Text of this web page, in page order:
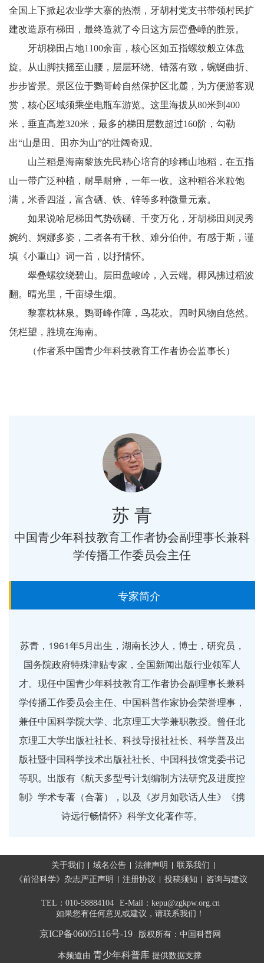
全国上下掀起农业学大寨的热潮，牙胡村党支书带领村民扩
建改造原有梯田，最终造就了今日这方层峦叠嶂的胜景。
牙胡梯田占地1100余亩，核心区如五指螺纹般立体盘
旋。从山脚扶摇至山腰，层层环绕、错落有致，蜿蜒曲折、
步步皆景。景区位于鹦哥岭自然保护区北麓，为方便游客观
赏，核心区域须乘坐电瓶车游览。这里海拔从80米到400
米，垂直高差320米，最多的梯田层数超过160阶，勾勒
出“山是田、田亦为山”的壮阔奇观。
山兰稻是海南黎族先民精心培育的珍稀山地稻，在五指
山一带广泛种植，耐旱耐瘠，一年一收。这种稻谷米粒饱
满，米香四溢，富含硒、铁、锌等多种微量元素。
如果说哈尼梯田气势磅礴、千变万化，牙胡梯田则灵秀
婉约、婀娜多姿，二者各有千秋、难分伯仲。有感于斯，谨
填《小重山》词一首，以抒情怀。
翠叠螺纹绕碧山。层田盘峻岭，入云端。椰风拂过稻波
翻。晴光里，千亩绿生烟。
黎寨枕林泉。鹦哥峰作障，鸟花欢。四时风物自悠然。
凭栏望，胜境在海南。
（作者系中国青少年科技教育工作者协会监事长）
苏 青
中国青少年科技教育工作者协会副理事长兼科
学传播工作委员会主任
专家简介
苏青，1961年5月出生，湖南长沙人，博士，研究员，
国务院政府特殊津贴专家，全国新闻出版行业领军人
才。现任中国青少年科技教育工作者协会副理事长兼科
学传播工作委员会主任、中国科普作家协会荣誉理事，
兼任中国科学院大学、北京理工大学兼职教授。曾任北
京理工大学出版社社长、科技导报社社长、科学普及出
版社暨中国科学技术出版社社长、中国科技馆党委书记
等职。出版有《航天多型号计划编制方法研究及进度控
制》学术专著（合著），以及《岁月如歌话人生》《携
诗远行畅情怀》科学文化著作等。
关于我们 域名公告 法律声明
联系我们
《前沿科学》杂志严正声明
注册协议 投稿须知 咨询与建议
TEL：010-58884104
E-Mail：kepu@zgkpw.org.cn
如果您有任何意见或建议，请联系我们！
京ICP备06005116号-19 版权所有：中国科普网
本频道由 青少年科普库 提供数据支撑